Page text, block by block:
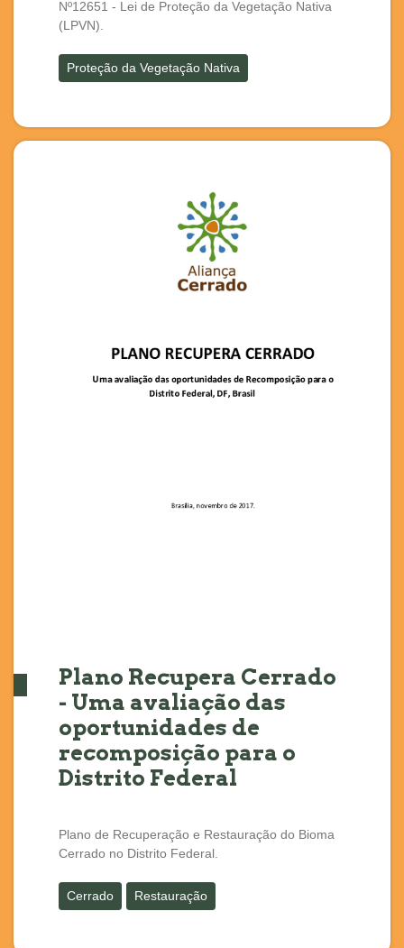
Nº12651 - Lei de Proteção da Vegetação Nativa
(LPVN).
Proteção da Vegetação Nativa
Plano Recupera Cerrado
- Uma avaliação das
oportunidades de
recomposição para o
Distrito Federal
Plano de Recuperação e Restauração do Bioma
Cerrado no Distrito Federal.
Cerrado Restauração